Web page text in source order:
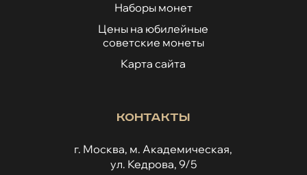
Наборы монет
Цены на юбилейные
советские монеты
Карта сайта
Контакты
г. Москва, м. Академическая,
ул. Кедрова, 9/5